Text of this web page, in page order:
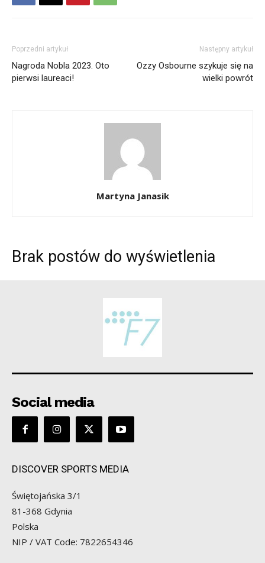
Poprzedni artykuł
Nagroda Nobla 2023. Oto
pierwsi laureaci!
Następny artykuł
Ozzy Osbourne szykuje się na
wielki powrót
Martyna Janasik
Brak postów do wyświetlenia
Social media
DISCOVER SPORTS MEDIA
Świętojańska 3/1
81-368 Gdynia
Polska
NIP / VAT Code: 7822654346